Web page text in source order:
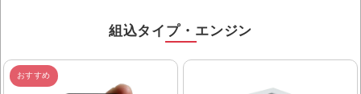
組込タイプ・エンジン
おすすめ